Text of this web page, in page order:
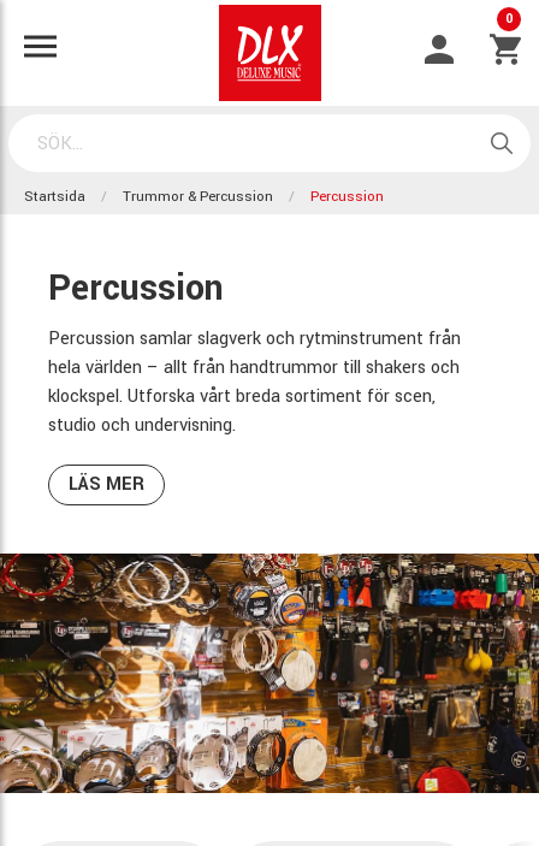
0
Startsida Trummor & Percussion Percussion
Percussion
Percussion samlar slagverk och rytminstrument från
hela världen – allt från handtrummor till shakers och
klockspel. Utforska vårt breda sortiment för scen,
studio och undervisning.
LÄS MER